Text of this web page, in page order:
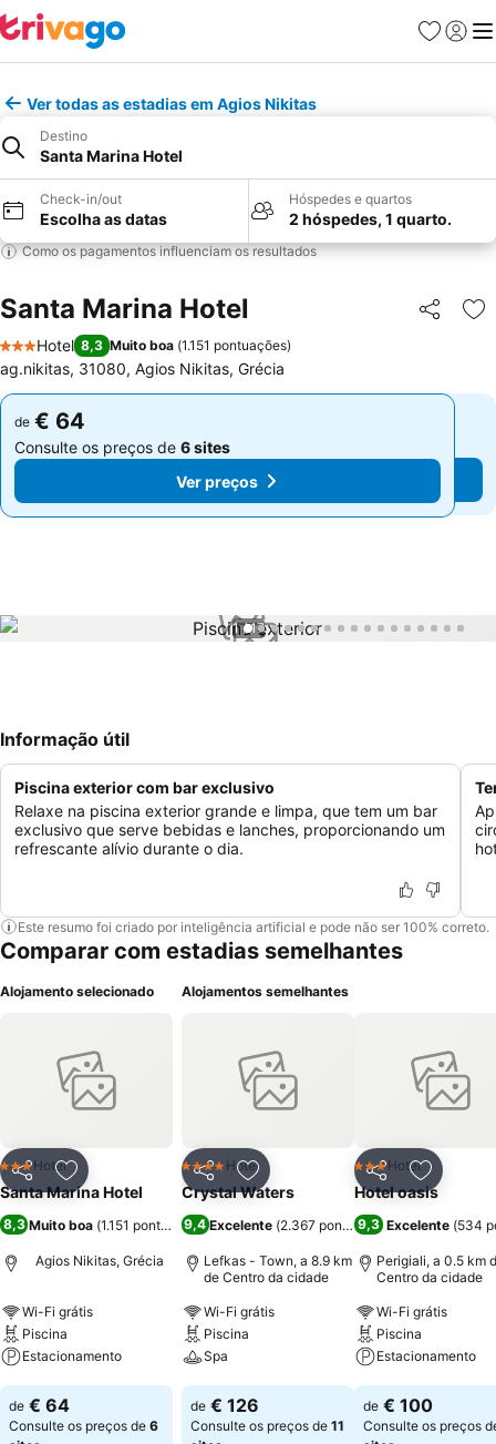
Favoritos
Iniciar
Ver todas as estadias em Agios Nikitas
Destino
Santa Marina Hotel
Check-in/out
Escolha as datas
Hóspedes e quartos
2 hóspedes, 1 quarto.
Como os pagamentos influenciam os resultados
Santa Marina Hotel Partilhar
3 Estrelas
Hotel 8,3 Muito boa (1.151 pontuações)
ag.nikitas, 31080, Agios Nikitas, Grécia
de € 64
Consulte os preços de 6 sites
Ver preços
de € 64
Consulte os preços de 6 sites
Ver preços
1 / 17
Informação útil
Piscina exterior com bar exclusivo
Relaxe na piscina exterior grande e limpa, que tem um bar
exclusivo que serve bebidas e lanches, proporcionando um
refrescante alívio durante o dia.
Este resumo foi criado por inteligência artificial e pode não ser 100% correto.
Comparar com estadias semelhantes
Alojamento selecionado
PartilharAdicionar aos favoritos
3 Estrelas
Hotel
Santa Marina Hotel
8,3 Muito boa (1.151 pontuações)
Agios Nikitas, Grécia
Wi-Fi grátis
Piscina
Estacionamento
Ver preços
de € 64
Consulte os preços de 6
Alojamentos semelhantes
PartilharAdicionar aos favoritos
4 EstrelasHotel
Crystal Waters
9,4 Excelente (2.367 pontuações)
Lefkas - Town, a 8.9 km
de Centro da cidade
Wi-Fi grátis
Piscina
Spa
Ver preços
de € 126
Consulte os preços de 11
Partilhar
3 Estrelas
Hotel
Hotel oasis
9,3 Excelente (534
Perigiali, a 0.5 km
Centro da cidade
Wi-Fi grátis
Piscina
Estacionamento
Ver preços
de € 100
Consulte os preços